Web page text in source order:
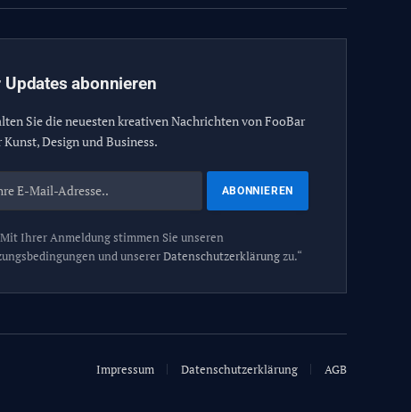
Updates abonnieren
Sie die neuesten kreativen Nachrichten von FooBar
Kunst, Design und Business.
Ihrer Anmeldung stimmen Sie unseren
und unsererDatenschutzerklärungzu.“
Impressum Datenschutzerklärung AGB